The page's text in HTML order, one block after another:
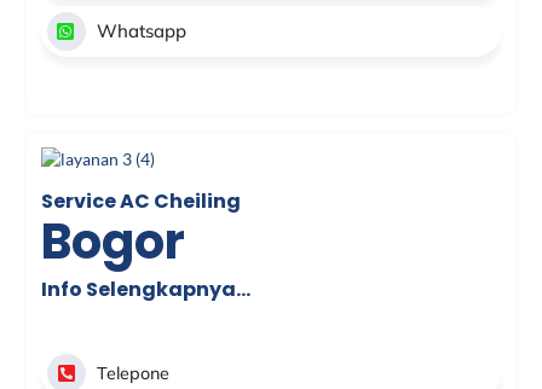
Whatsapp
Service AC Cheiling
Bogor
Info Selengkapnya…
Telepone